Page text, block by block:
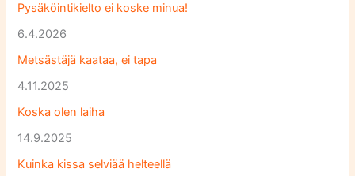
Pysäköintikielto ei koske minua!
6.4.2026
Metsästäjä kaataa, ei tapa
4.11.2025
Koska olen laiha
14.9.2025
Kuinka kissa selviää helteellä